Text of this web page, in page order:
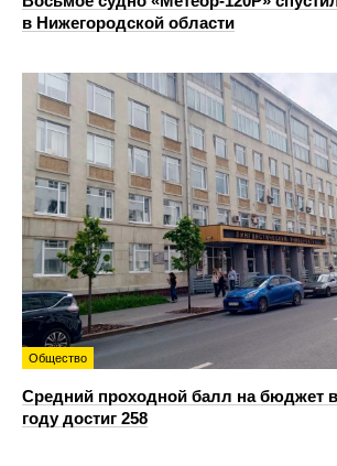
в Нижегородской области
Общество
Средний проходной балл на бюджет
году достиг 258